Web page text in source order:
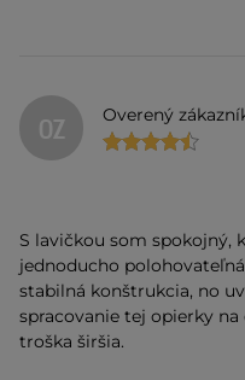
OZ Overený
S lavičkou som spokojný,
jednoducho
stabilná konštrukcia, no
spracovanie tej opierky
troška širšia.